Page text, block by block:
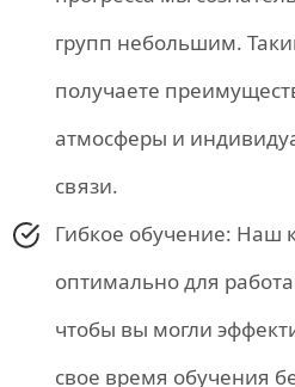
групп небольшим.
получаете
атмосферы и
связи.
Гибкое обучение: Наш
оптимально для
чтобы вы могли
свое время обучения